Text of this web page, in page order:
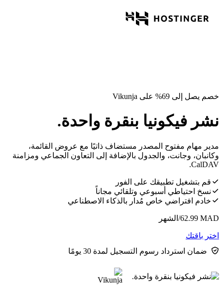
خصم يصل إلى 69% على Vikunja
نشر فيكونيا بنقرة واحدة.
مدير مهام مفتوح المصدر مستضاف ذاتيًا مع عروض القائمة،
وكانبان، وجانت، والجدول بالإضافة إلى التعاون الجماعي ومزامنة
CalDAV.
قم بتشغيل تطبيقك على الفور
نسخ احتياطي أسبوعي وتلقائي مجاناً
خادم افتراضي خاص مُدار بالذكاء الاصطناعي
MAD
62.99/الشهر
اختر باقتك
ضمان استرداد رسوم التسجيل لمدة 30 يومًا